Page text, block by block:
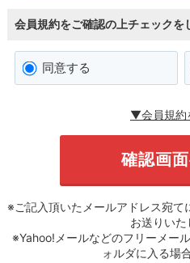
会員規約をご確認の上チェックを
同意する
▼会員規
※ご記入頂いたメールアドレス宛て
お送りいた
※Yahoo!メールなどのフリーメー
ォルダに入る場